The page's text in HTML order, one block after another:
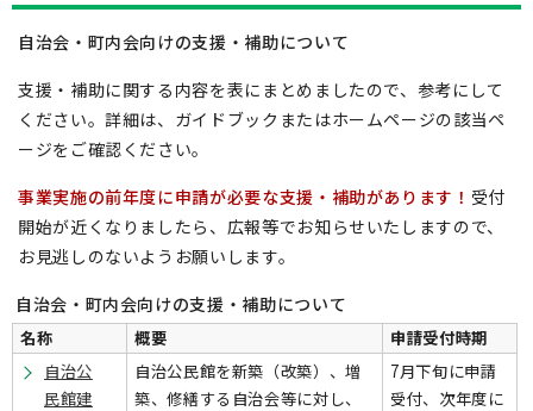
自治会・町内会向けの支援・補助について
支援・補助に関する内容を表にまとめましたので、参考にして
ください。詳細は、ガイドブックまたはホームページの該当ペ
ージをご確認ください。
事業実施の前年度に申請が必要な支援・補助があります！ 受付
開始が近くなりましたら、広報等でお知らせいたしますので、
お見逃しのないようお願いします。
自治会・町内会向けの支援・補助について
名称 概要
申請受付時期
自治公
民館建
自治公民館を新築（改築）、増
築、修繕する自治会等に対し、
7月下旬に申請
受付、次年度に